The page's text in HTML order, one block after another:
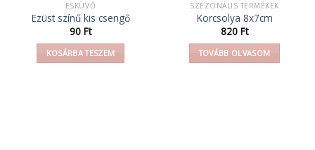
ESKÜVŐ
Ezüst színű kis csengő
90 Ft
KOSÁRBA TESZEM
SZEZONÁLIS TERMÉKEK
Korcsolya 8x7cm
820 Ft
TOVÁBB OLVASOM